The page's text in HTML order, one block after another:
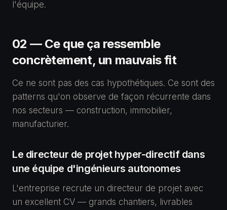
l'équipe.
02 — Ce que ça ressemble
concrètement, un mauvais fit
Ce ne sont pas des cas hypothétiques. Ce sont des
patterns qu'on observe de façon récurrente dans
nos secteurs — construction, immobilier,
manufacturier.
Le directeur de projet hyper-directif dans
une équipe d'ingénieurs autonomes
L'entreprise recrute un directeur de projet avec
un excellent CV — grands chantiers, livrables